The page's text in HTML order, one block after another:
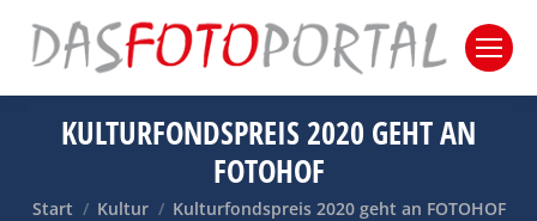
KULTURFONDSPREIS 2020 GEHT AN
FOTOHOF
Sie befinden sich hier:
Start Kultur Kulturfondspreis 2020 geht an FOTOHOF